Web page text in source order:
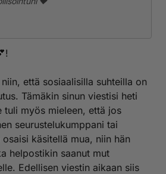
mitään kirjoitellakaan 🙄 Noh koitan
kehuttava päivä täälläkään. Alan
työskennelläänkin. Tietysti
hyvä, että tunteet kyllä latistuu.
on muutenkin ollut vähän
Nytkin sataa ja on harmaata.
kun on syyslomaviikko. Eli
😒
sun "riittävän hyvän parisuhteen"
parisuhteesta puuttuu nuo kaksi
että sosiaalisilla suhteilla on
Tämäkin sinun viestisi heti
tuli myös mieleen, että jos
seurustelukumppani tai
käsitellä mua, niin hän
helpostikin saanut mut
Edellisen viestin aikaan siis